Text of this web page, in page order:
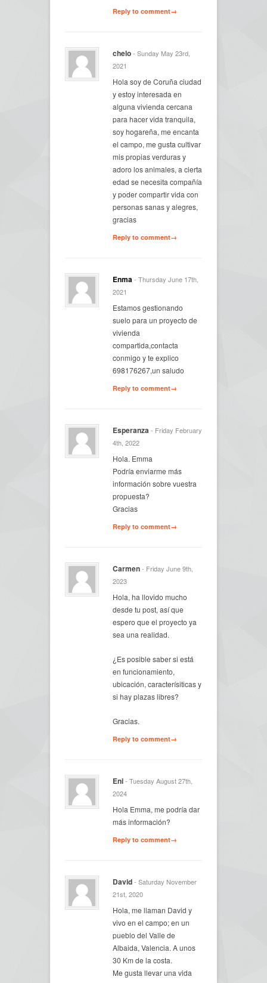
Reply to comment→
chelo- Sunday May 23rd,
2021
Hola soy de Coruña ciudad
y estoy interesada en
alguna vivienda cercana
para hacer vida tranquila,
soy hogareña, me encanta
el campo, me gusta cultivar
mis propias verduras y
adoro los animales, a cierta
edad se necesita compañía
y poder compartir vida con
personas sanas y alegres,
gracias
Reply to comment→
Enma- Thursday June 17th,
2021
Estamos gestionando
suelo para un proyecto de
vivienda
compartida,contacta
conmigo y te explico
698176267,un saludo
Reply to comment→
Esperanza- Friday February
4th, 2022
Hola. Emma
Podría enviarme más
información sobre vuestra
propuesta?
Gracias
Reply to comment→
Carmen- Friday June 9th,
2023
Hola, ha llovido mucho
desde tu post, así que
espero que el proyecto ya
sea una realidad.
¿Es posible saber si está
en funcionamiento,
ubicación, caracterísiticas y
si hay plazas libres?
Gracias.
Reply to comment→
Eni- Tuesday August 27th,
2024
Hola Emma, me podría dar
más información?
Reply to comment→
David- Saturday November
21st, 2020
Hola, me llaman David y
vivo en el campo; en un
pueblo del Valle de
Albaida, Valencia. A unos
30 Km de la costa.
Me gusta llevar una vida